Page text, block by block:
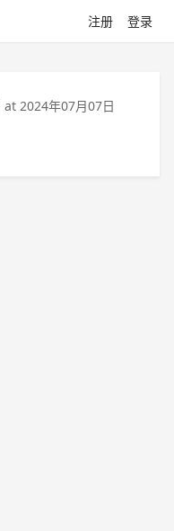
注册 登录
at 2024年07月07日